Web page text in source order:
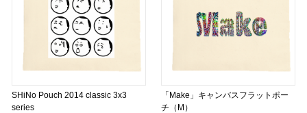
SHiNo Pouch 2014 classic 3x3
series
「Make」キャンバスフラットポー
チ（M）